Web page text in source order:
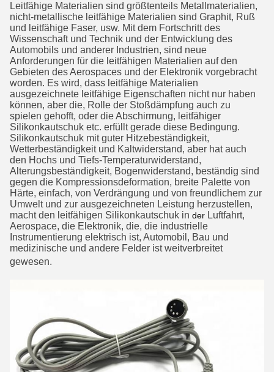
Leitfähige Materialien sind größtenteils Metallmaterialien,
nicht-metallische leitfähige Materialien sind Graphit, Ruß
und leitfähige Faser, usw. Mit dem Fortschritt des
Wissenschaft und Technik und der Entwicklung des
Automobils und anderer Industrien, sind neue
Anforderungen für die leitfähigen Materialien auf den
Gebieten des Aerospaces und der Elektronik vorgebracht
worden. Es wird, dass leitfähige Materialien
ausgezeichnete leitfähige Eigenschaften nicht nur haben
können, aber die, Rolle der Stoßdämpfung auch zu
spielen gehofft, oder die Abschirmung, leitfähiger
Silikonkautschuk etc. erfüllt gerade diese Bedingung.
Silikonkautschuk mit guter Hitzebeständigkeit,
Wetterbeständigkeit und Kaltwiderstand, aber hat auch
den Hochs und Tiefs-Temperaturwiderstand,
Alterungsbeständigkeit, Bogenwiderstand, beständig sind
gegen die Kompressionsdeformation, breite Palette von
Härte, einfach, von Verdrängung und von freundlichem zur
Umwelt und zur ausgezeichneten Leistung herzustellen,
macht den leitfähigen Silikonkautschuk in der Luftfahrt,
Aerospace, die Elektronik, die, die industrielle
Instrumentierung elektrisch ist, Automobil, Bau und
medizinische und andere Felder ist weitverbreitet
gewesen.